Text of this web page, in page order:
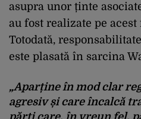
asupra unor ținte
au fost realizate pe
Totodată,
este plasată în sarcina
„Aparține în mod clar
agresiv și care încalcă